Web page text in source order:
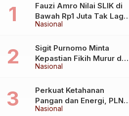
Nasional
Fauzi Amro Nilai SLIK di
Bawah Rp1 Juta Tak Lagi
Hambat Akses Rumah
Nasional
Sigit Purnomo Minta
Kepastian Fikih Murur dan
Mabit untuk Perkuat
Nasional
Perkuat Ketahanan
Pangan dan Energi, PLN
Jalin Kerja Sama Strategis